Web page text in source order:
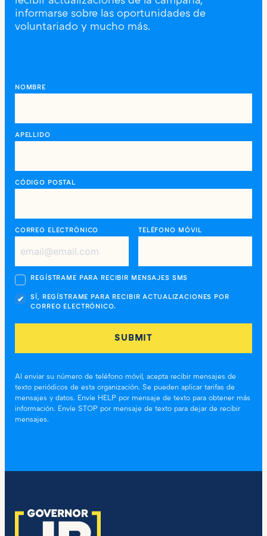
informarse sobre las oportunidades de
voluntariado y mucho más.
NOMBRE
APELLIDO
CÓDIGO POSTAL
CORREO ELECTRÓNICO TELÉFONO MÓVIL
REGÍSTRAME PARA RECIBIR MENSAJES SMS
SÍ, REGÍSTRAME PARA RECIBIR ACTUALIZACIONES POR
CORREO ELECTRÓNICO.
Al enviar su número de teléfono móvil, acepta recibir mensajes de
texto periódicos de esta organización. Se pueden aplicar tarifas de
mensajes y datos. Envíe HELP por mensaje de texto para obtener más
información. Envíe STOP por mensaje de texto para dejar de recibir
mensajes.